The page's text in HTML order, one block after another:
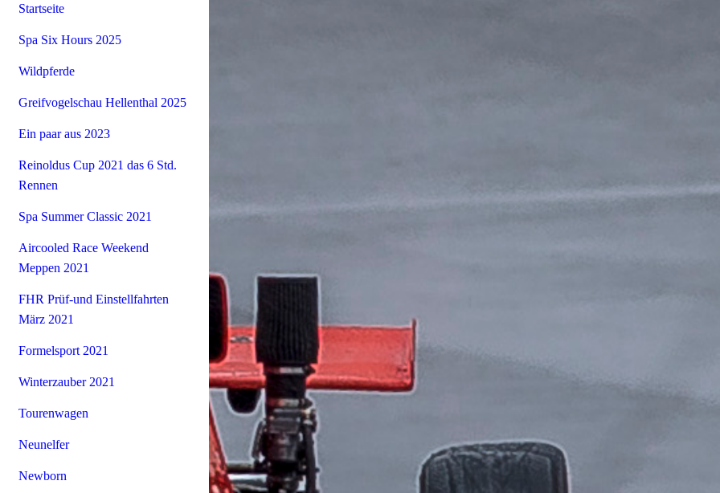
Startseite
Spa Six Hours 2025
Wildpferde
Greifvogelschau Hellenthal 2025
Ein paar aus 2023
Reinoldus Cup 2021 das 6 Std.
Rennen
Spa Summer Classic 2021
Aircooled Race Weekend
Meppen 2021
FHR Prüf-und Einstellfahrten
März 2021
Formelsport 2021
Winterzauber 2021
Tourenwagen
Neunelfer
Newborn